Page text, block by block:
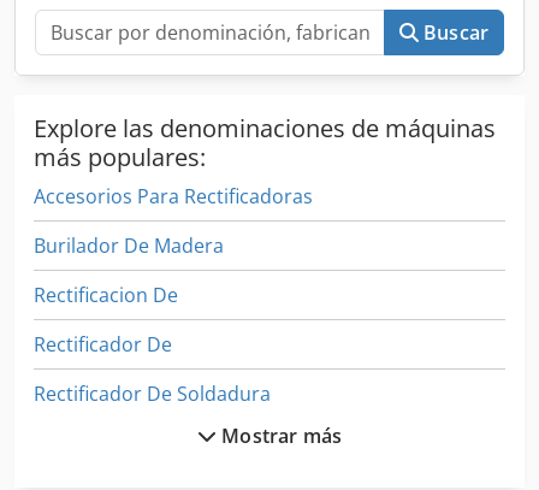
Buscar
Explore las denominaciones de máquinas
más populares:
Accesorios Para Rectificadoras
Burilador De Madera
Rectificacion De
Rectificador De
Rectificador De Soldadura
Rectificadora Cilíndrica Exterior
Mostrar más